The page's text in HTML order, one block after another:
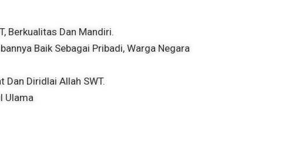
Berkualitas Dan Mandiri.
Baik Sebagai Pribadi, Warga Negara
Dan Diridlai Allah SWT.
Ulama